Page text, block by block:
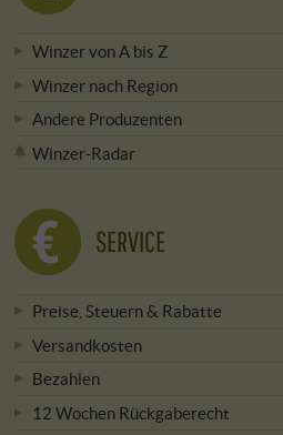
Winzer von A bis Z
Winzer nach Region
Andere Produzenten
Winzer-Radar
SERVICE
Preise, Steuern & Rabatte
Versandkosten
Bezahlen
12 Wochen Rückgaberecht